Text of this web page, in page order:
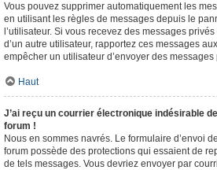
Vous pouvez supprimer automatiquement les
en utilisant les règles de messages depuis le
l’utilisateur. Si vous recevez des messages
d’un autre utilisateur, rapportez ces messages
empêcher un utilisateur d’envoyer des messages
Haut
J’ai reçu un courrier électronique indésirable
forum !
Nous en sommes navrés. Le formulaire d’envoi
forum possède des protections qui essaient de
de tels messages. Vous devriez envoyer par